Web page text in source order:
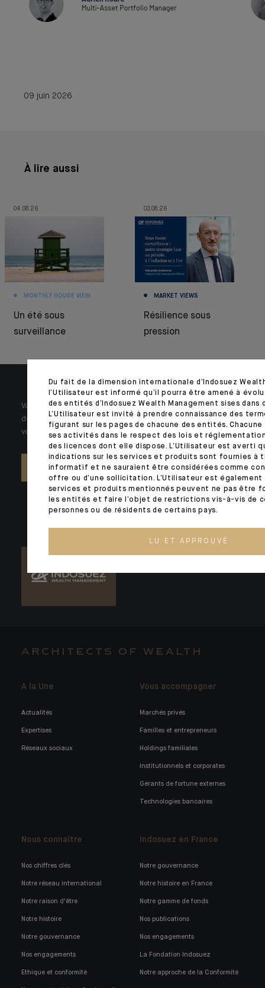
09 juin 2026
À lire aussi
04.08.26
MONTHLY HOUSE VIEW
Un été sous
surveillance
03.08.26
MARKET VIEWS
Résilience sous
pression
Votre patrimoine est unique et requiert des réponses spécifiques à
des problématiques singulières. Jour après jour, nos experts sont à
votre écoute.
NOUS CONTACTER
ARCHITECTS OF WEALTH
A la Une
Actualités
Expertises
Réseaux sociaux
Vous accompagner
Marchés privés
Familles et entrepreneurs
Holdings familiales
Institutionnels et corporates
Gérants de fortune externes
Technologies bancaires
Nous connaître
Nos chiffres clés
Notre réseau international
Notre raison d'être
Notre histoire
Notre gouvernance
Nos engagements
Ethique et conformité
Indosuez en France
Notre gouvernance
Notre histoire en France
Notre gamme de fonds
Nos publications
Nos engagements
La Fondation Indosuez
Notre approche de la Conformité
Du fait de la dimension internationale d’Indosuez
l’Utilisateur est informé qu’il pourra être amené à
des entités d’Indosuez Wealth Management sises dans
L’Utilisateur est invité à prendre connaissance des
figurant sur les pages de chacune des entités. Chacune
ses activités dans le respect des lois et
des licences dont elle dispose. L’Utilisateur est averti
indications sur les services et produits sont fournies à
informatif et ne sauraient être considérées comme
offre ou d’une sollicitation. L’Utilisateur est
services et produits mentionnés peuvent ne pas être
les entités et faire l’objet de restrictions vis-à-vis de
personnes ou de résidents de certains pays.
LU ET APPROUVÉ